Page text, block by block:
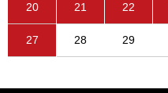
20 21 22
27 28 29